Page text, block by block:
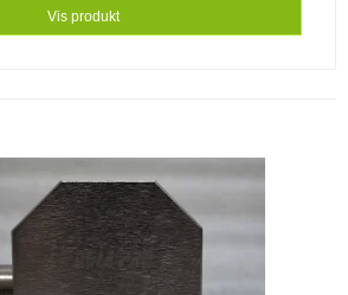
Vis produkt